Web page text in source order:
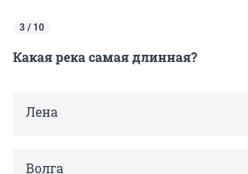
3 / 10
Какая река самая длинная?
Лена
Волга